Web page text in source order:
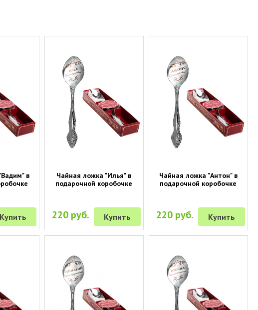
в
Купить
Чайная ложка "Илья" в
подарочной коробочке
220 руб. Купить
Чайная ложка "Антон" в
подарочной коробочке
220 руб. Купить